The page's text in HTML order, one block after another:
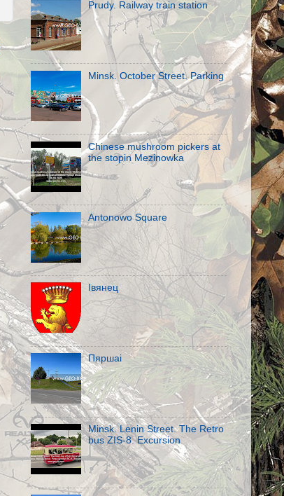
Prudy. Railway train station
Minsk. October Street. Parking
Chinese mushroom pickers at
the stopin Mezinowka
Antonowo Square
Івянец
Пяршаi
Minsk. Lenin Street. The Retro
bus ZIS-8. Excursion